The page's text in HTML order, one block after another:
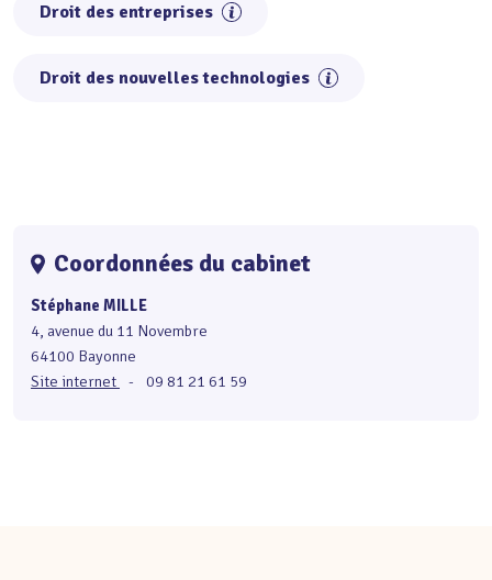
Droit des entreprises
Droit des nouvelles technologies
Coordonnées du cabinet
Stéphane MILLE
4, avenue du 11 Novembre
64100 Bayonne
Site internet
- 09 81 21 61 59